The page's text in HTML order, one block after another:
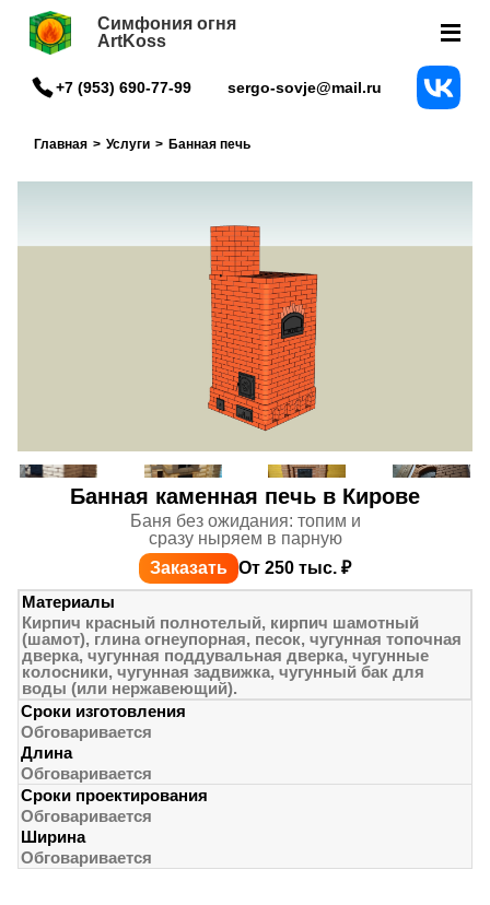
Симфония огня
ArtKoss
+7 (953) 690-77-99 sergo-sovje@mail.ru
Главная > Услуги > Банная печь
Банная каменная печь в Кирове
Баня без ожидания: топим и
сразу ныряем в парную
Заказать От 250 тыс. ₽
Материалы
Кирпич красный полнотелый, кирпич шамотный
(шамот), глина огнеупорная, песок, чугунная топочная
дверка, чугунная поддувальная дверка, чугунные
колосники, чугунная задвижка, чугунный бак для
воды (или нержавеющий).
Сроки изготовления
Обговаривается
Длина
Обговаривается
Сроки проектирования
Обговаривается
Ширина
Обговаривается